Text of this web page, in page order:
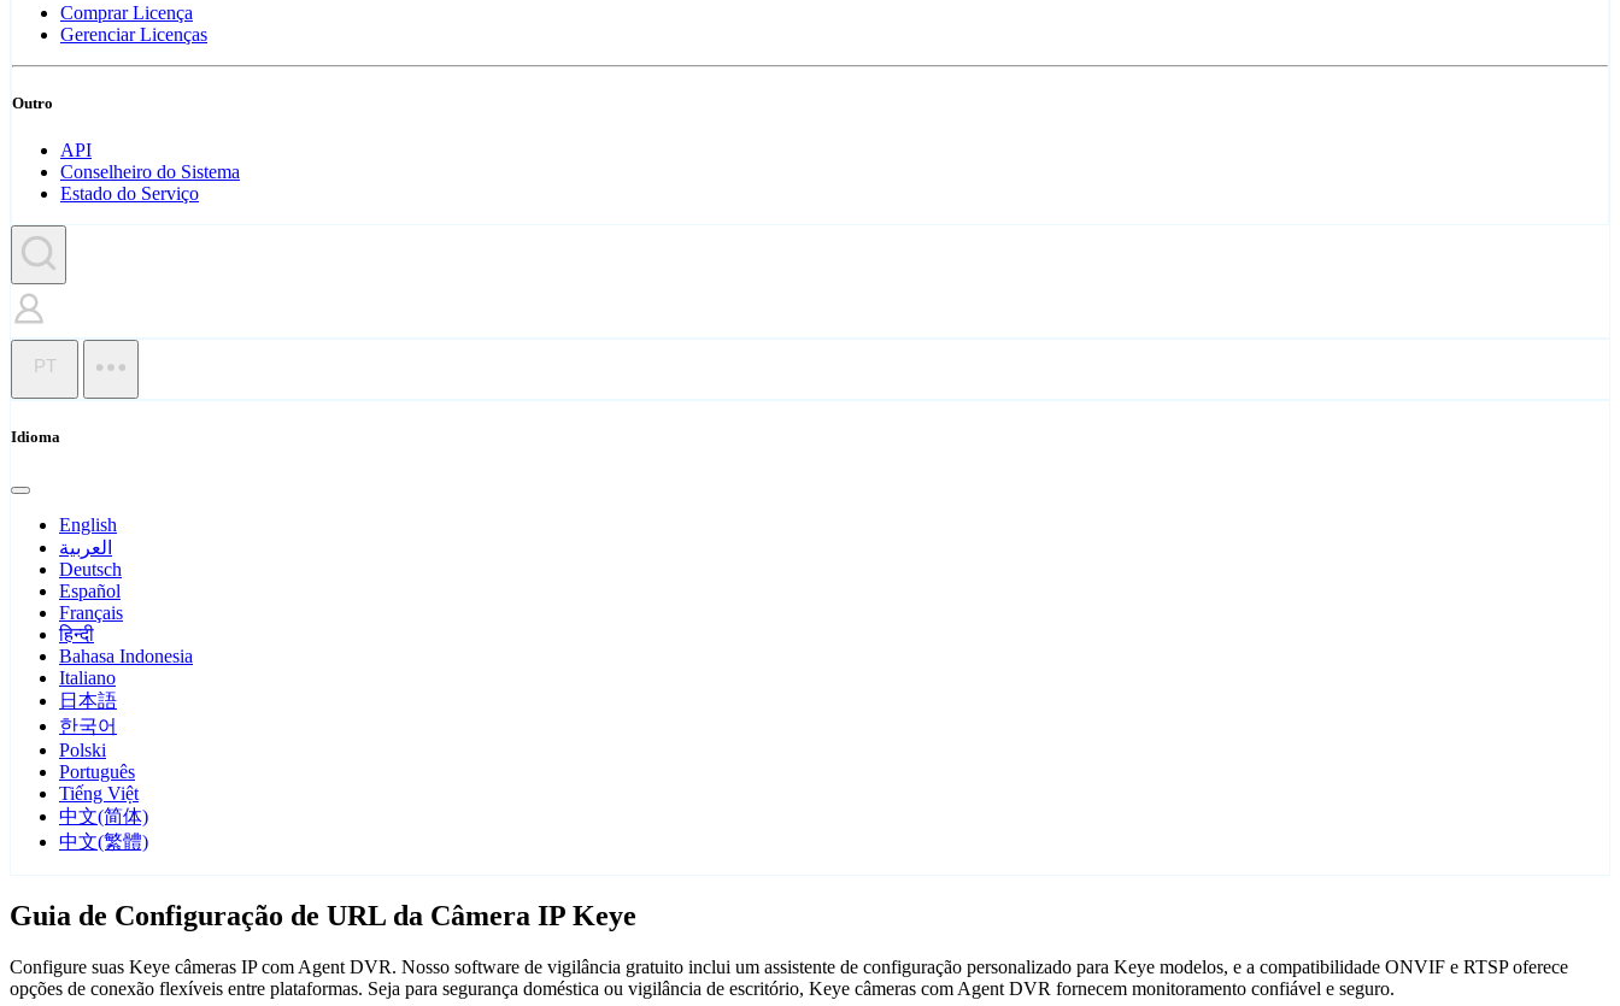
Comprar Licença
Gerenciar Licenças
Outro
API
Conselheiro do Sistema
Estado do Serviço
PT
Idioma
English
العربية
Deutsch
Español
Français
हिन्दी
Bahasa Indonesia
Italiano
日本語
한국어
Polski
Português
Tiếng Việt
中文(简体)
中文(繁體)
Guia de Configuração de URL da Câmera IP Keye
Configure suas Keye câmeras IP com Agent DVR. Nosso software de vigilância gratuito inclui um assistente de configuração personalizado para Keye modelos, e a compatibilidade ONVIF e RTSP oferece
opções de conexão flexíveis entre plataformas. Seja para segurança doméstica ou vigilância de escritório, Keye câmeras com Agent DVR fornecem monitoramento confiável e seguro.